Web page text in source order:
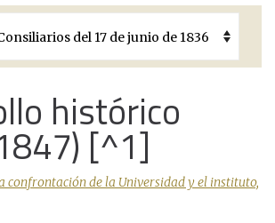
Períodos Históricos
Galería
Documentos institucionales
histórico
[^1]
confrontación de la Universidad y el instituto,